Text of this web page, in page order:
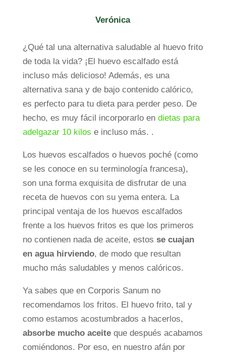
Verónica
¿Qué tal una alternativa saludable al huevo frito
de toda la vida? ¡El huevo escalfado está
incluso más delicioso! Además, es una
alternativa sana y de bajo contenido calórico,
es perfecto para tu dieta para perder peso. De
hecho, es muy fácil incorporarlo en dietas para
adelgazar 10 kilos e incluso más. .
Los huevos escalfados o huevos poché (como
se les conoce en su terminología francesa),
son una forma exquisita de disfrutar de una
receta de huevos con su yema entera. La
principal ventaja de los huevos escalfados
frente a los huevos fritos es que los primeros
no contienen nada de aceite, estos se cuajan
en agua hirviendo, de modo que resultan
mucho más saludables y menos calóricos.
Ya sabes que en Corporis Sanum no
recomendamos los fritos. El huevo frito, tal y
como estamos acostumbrados a hacerlos,
absorbe mucho aceiteque después acabamos
comiéndonos. Por eso, en nuestro afán por